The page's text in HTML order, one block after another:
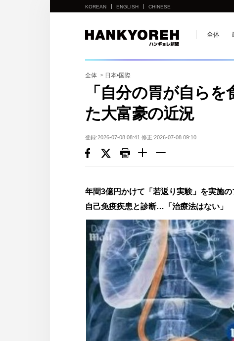
他
国
の
ト
リ
ン
ク
른
나
사
이
링
크
KOREAN ENGLISH CHINESE
全体
全体 > 日本•国際
「自分の胃が自ら
た大富豪の近況
登録:2026-07-08 08:41 修正:2026-07-08 09:10
年間3億円かけて「若返り実験」を実施
自己免疫疾患と診断…「治療法はない」